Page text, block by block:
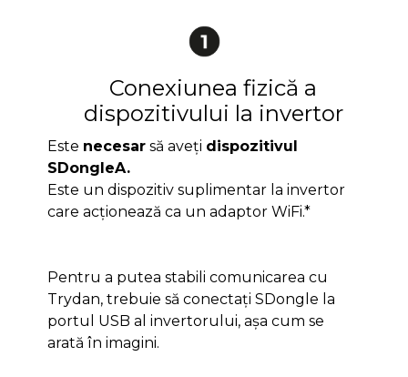
Conexiunea fizică a
dispozitivului la invertor
Este necesar să aveți dispozitivul
SDongleA.
Este un dispozitiv suplimentar la invertor
care acționează ca un adaptor WiFi.*
Pentru a putea stabili comunicarea cu
Trydan, trebuie să conectați SDongle la
portul USB al invertorului, așa cum se
arată în imagini.